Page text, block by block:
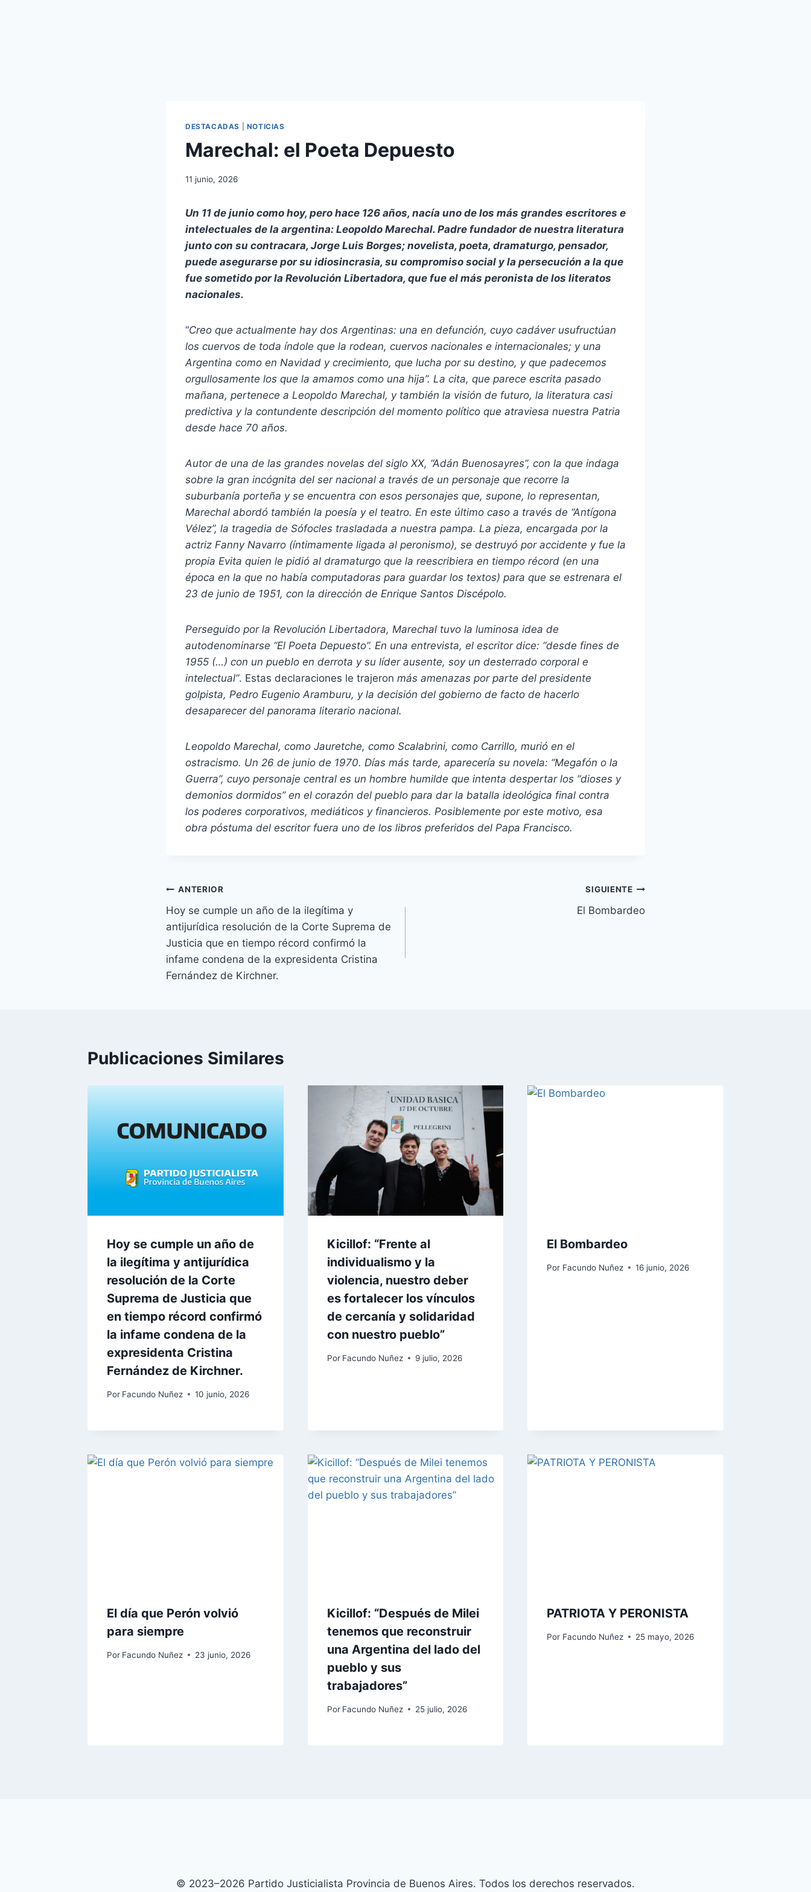
DESTACADAS NOTICIAS
Marechal: el Poeta Depuesto
11 junio, 2026
Un 11 de junio como hoy, pero hace 126 años, nacía uno de los más grandes escritores e
intelectuales de la argentina: Leopoldo Marechal. Padre fundador de nuestra literatura
junto con su contracara, Jorge Luis Borges; novelista, poeta, dramaturgo, pensador,
puede asegurarse por su idiosincrasia, su compromiso social y la persecución a la que
fue sometido por la Revolución Libertadora, que fue el más peronista de los literatos
nacionales.
“Creo que actualmente hay dos Argentinas: una en defunción, cuyo cadáver usufructúan
los cuervos de toda índole que la rodean, cuervos nacionales e internacionales; y una
Argentina como en Navidad y crecimiento, que lucha por su destino, y que padecemos
orgullosamente los que la amamos como una hija”. La cita, que parece escrita pasado
mañana, pertenece a Leopoldo Marechal, y también la visión de futuro, la literatura casi
predictiva y la contundente descripción del momento político que atraviesa nuestra Patria
desde hace 70 años.
Autor de una de las grandes novelas del siglo XX, “Adán Buenosayres”, con la que indaga
sobre la gran incógnita del ser nacional a través de un personaje que recorre la
suburbanía porteña y se encuentra con esos personajes que, supone, lo representan,
Marechal abordó también la poesía y el teatro. En este último caso a través de “Antígona
Vélez”, la tragedia de Sófocles trasladada a nuestra pampa. La pieza, encargada por la
actriz Fanny Navarro (íntimamente ligada al peronismo), se destruyó por accidente y fue la
propia Evita quien le pidió al dramaturgo que la reescribiera en tiempo récord (en una
época en la que no había computadoras para guardar los textos) para que se estrenara el
23 de junio de 1951, con la dirección de Enrique Santos Discépolo.
Perseguido por la Revolución Libertadora, Marechal tuvo la luminosa idea de
autodenominarse “El Poeta Depuesto”. En una entrevista, el escritor dice: “desde fines de
1955 (…) con un pueblo en derrota y su líder ausente, soy un desterrado corporal e
intelectual”. Estas declaraciones le trajeron más amenazas por parte del presidente
golpista, Pedro Eugenio Aramburu, y la decisión del gobierno de facto de hacerlo
desaparecer del panorama literario nacional.
Leopoldo Marechal, como Jauretche, como Scalabrini, como Carrillo, murió en el
ostracismo. Un 26 de junio de 1970. Días más tarde, aparecería su novela: “Megafón o la
Guerra”, cuyo personaje central es un hombre humilde que intenta despertar los “dioses y
demonios dormidos” en el corazón del pueblo para dar la batalla ideológica final contra
los poderes corporativos, mediáticos y financieros. Posiblemente por este motivo, esa
obra póstuma del escritor fuera uno de los libros preferidos del Papa Francisco.
Navegación
de
entradas
ANTERIOR
Hoy se cumple un año de la ilegítima y
antijurídica resolución de la Corte Suprema de
Justicia que en tiempo récord confirmó la
infame condena de la expresidenta Cristina
Fernández de Kirchner.
SIGUIENTE
El Bombardeo
Publicaciones Similares
Hoy se cumple un año de
la ilegítima y antijurídica
resolución de la Corte
Suprema de Justicia que
en tiempo récord confirmó
la infame condena de la
expresidenta Cristina
Fernández de Kirchner.
Por Facundo Nuñez 10 junio, 2026
Kicillof: “Frente al
individualismo y la
violencia, nuestro deber
es fortalecer los vínculos
de cercanía y solidaridad
con nuestro pueblo”
Por Facundo Nuñez 9 julio, 2026
El Bombardeo
Por Facundo Nuñez 16 junio, 2026
El día que Perón volvió
para siempre
Por Facundo Nuñez 23 junio, 2026
Kicillof: “Después de Milei
tenemos que reconstruir
una Argentina del lado del
pueblo y sus
trabajadores”
Por Facundo Nuñez 25 julio, 2026
PATRIOTA Y PERONISTA
Por Facundo Nuñez 25 mayo, 2026
© 2023–2026 Partido Justicialista Provincia de Buenos Aires. Todos los derechos reservados.